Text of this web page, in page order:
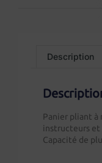
Description
Panier pliant à
instructeurs et
Capacité de